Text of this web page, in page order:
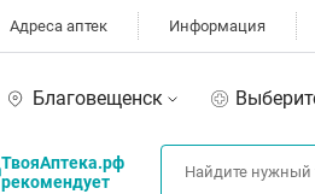
Адреса аптек Информация
Благовещенск
ТвояАптека.рф
рекомендует